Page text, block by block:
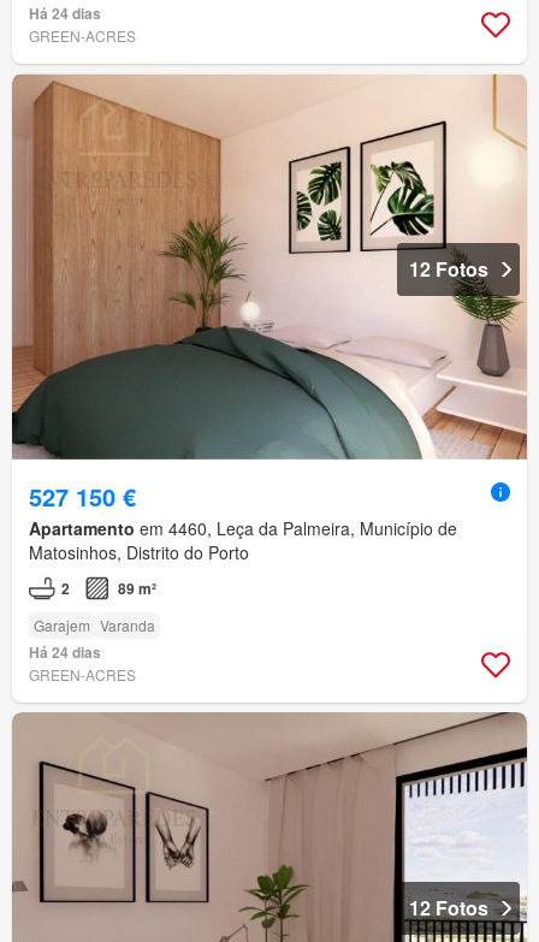
Há 24 dias
GREEN-ACRES
12 Fotos
527 150 €
Apartamento em 4460, Leça da Palmeira, Município de
Matosinhos, Distrito do Porto
2 89 m²
Garajem Varanda
Há 24 dias
GREEN-ACRES
12 Fotos